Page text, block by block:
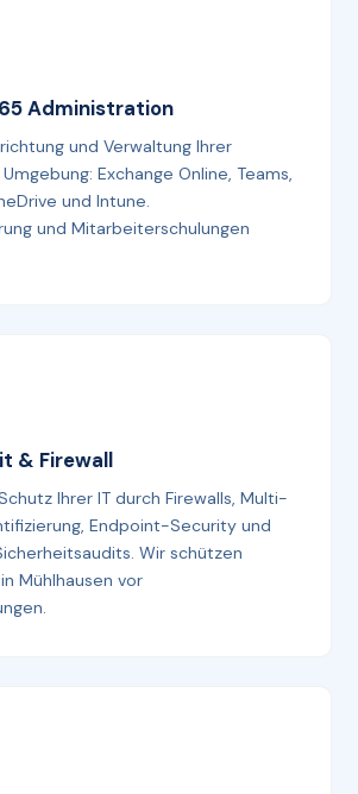
Administration
und Verwaltung Ihrer
Exchange Online, Teams,
und Intune.
und Mitarbeiterschulungen
& Firewall
Ihrer IT durch Firewalls, Multi-
Endpoint-Security und
Wir schützen
Mühlhausen vor